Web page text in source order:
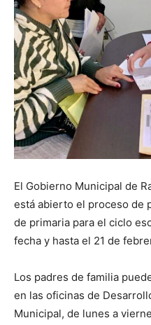
El Gobierno Municipal de
está abierto el proceso de
de primaria para el ciclo
fecha y hasta el 21 de
Los padres de familia
en las oficinas de
Municipal, de lunes a